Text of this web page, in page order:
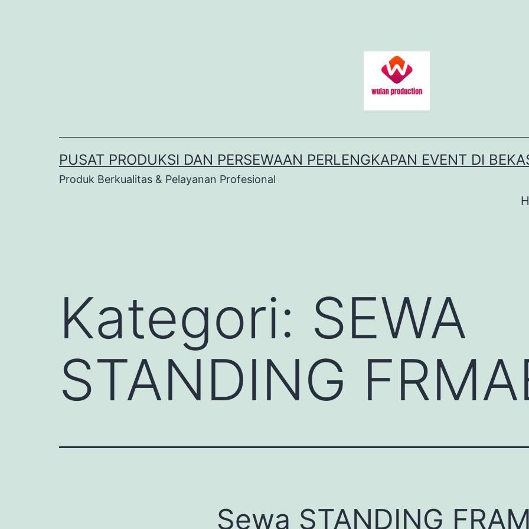
PUSAT PRODUKSI DAN PERSEWAAN PERLENGKAPAN EVENT DI
Produk Berkualitas & Pelayanan Profesional
Kategori: SEWA
STANDING
Sewa STANDING